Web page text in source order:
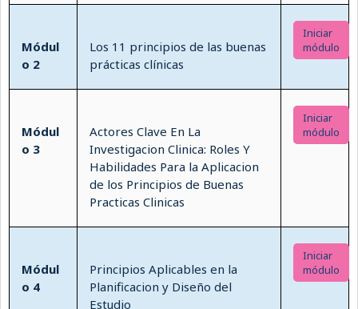
Módul
o 2
Los 11 principios de las buenas
prácticas clínicas
Iniciar
módulo
Módul
o 3
Actores Clave En La
Investigacion Clinica: Roles Y
Habilidades Para la Aplicacion
de los Principios de Buenas
Practicas Clinicas
Iniciar
módulo
Módul
o 4
Principios Aplicables en la
Planificacion y Diseño del
Estudio
Iniciar
módulo